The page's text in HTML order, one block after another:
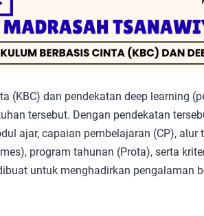
(KBC) dan pendekatan deep learning
tersebut. Dengan pendekatan
ajar, capaian pembelajaran (CP), alur
program tahunan (Prota), serta
untuk menghadirkan pengalaman